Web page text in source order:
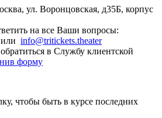
ул. Воронцовская, д35Б, корпус
на все Ваши вопросы:
или info@tritickets.theater
в Службу клиентской
форму
чтобы быть в курсе последних